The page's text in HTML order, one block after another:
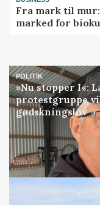
Fra mark til
marked for
POLITIK
»Nu stopper I«:
protestgruppe
gødskningslov